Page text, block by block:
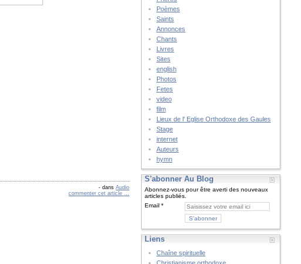
- dansAudio
commenter cet article
Poèmes
Saints
Annonces
Chants
Livres
Sites
english
Photos
Fetes
video
film
Lieux de l' Eglise Orthodoxe des Gaules
Stage
internet
Auteurs
hymn
S'abonner Au Blog
Abonnez-vous pour être averti des nouveaux
articles publiés.
Email
Liens
Chaîne spirituelle